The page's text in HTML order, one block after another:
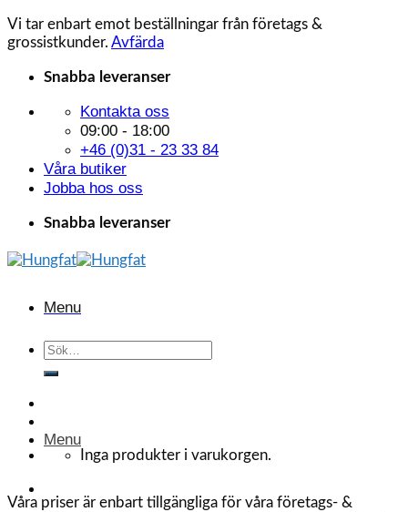
Vi tar enbart emot beställningar från företags &
grossistkunder. Avfärda
Skip
content
Snabba leveranser
Kontakta oss
09:00 - 18:00
+46 (0)31 - 23 33 84
Våra butiker
Jobba hos oss
Snabba leveranser
Menu
Sök
Inga produkter i varukorgen.
Menu
Våra priser är enbart tillgängliga för våra företags- &